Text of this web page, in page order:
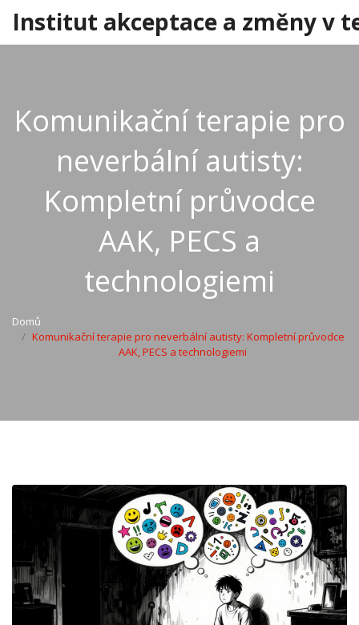
Institut akceptace a změny v
Komunikační terapie pro
neverbální autisty:
Kompletní průvodce
AAK, PECS a
technologiemi
Domů
Komunikační terapie pro neverbální autisty: Kompletní průvodce
AAK, PECS a technologiemi